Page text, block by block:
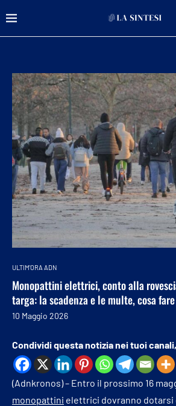
ULTIM'ORA ADN
Monopattini elettrici, conto alla
targa: la scadenza e le multe, cosa fare
10 Maggio 2026
Condividi questa notizia nei tuoi
(Adnkronos) – Entro il prossimo 16
monopattini elettrici dovranno dotarsi